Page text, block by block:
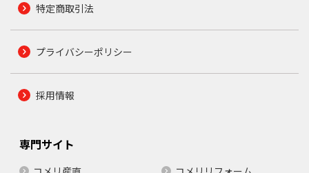
特定商取引法
プライバシーポリシー
採用情報
専門サイト